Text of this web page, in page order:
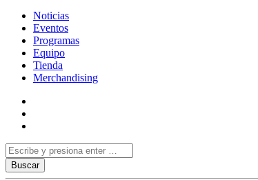
Noticias
Eventos
Programas
Equipo
Tienda
Merchandising